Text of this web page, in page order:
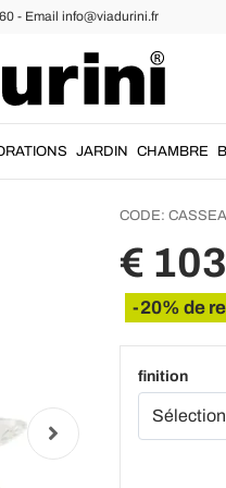
- Email info@viadurini.fr
JARDIN CHAMBRE
luxe
CODE:
€
-20% de
finition